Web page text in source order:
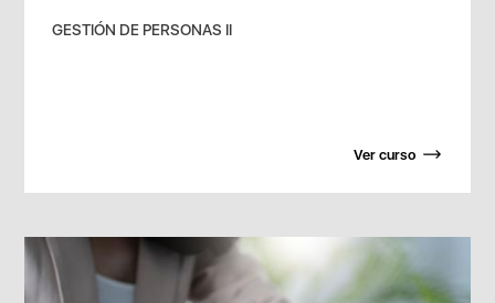
GESTIÓN DE PERSONAS II
Ver curso